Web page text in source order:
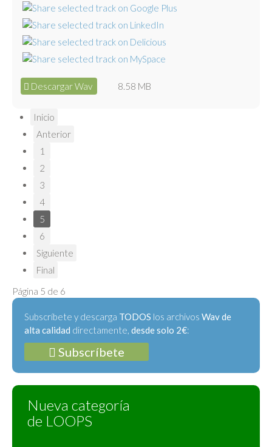
Descargar Wav 8.58 MB
Inicio
Anterior
1
2
3
4
5
6
Siguiente
Final
Página 5 de 6
Subscríbete y descarga TODOS los archivos Wav de
alta calidad directamente, desde solo 2€:
Subscríbete
Nueva categoría
de LOOPS